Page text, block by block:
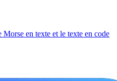
Morse en texte et le texte en code